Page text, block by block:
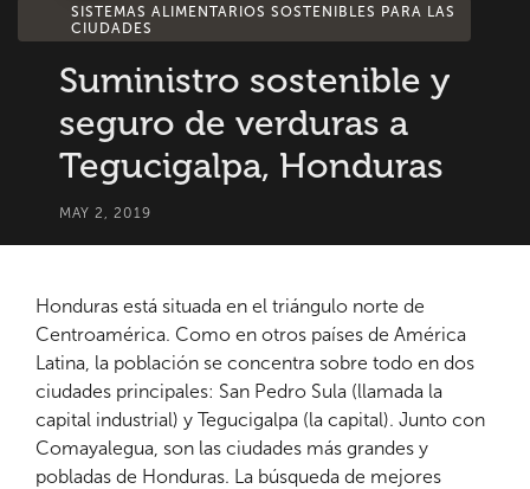
SISTEMAS ALIMENTARIOS SOSTENIBLES PARA LAS
CIUDADES
Suministro sostenible y
seguro de verduras a
Tegucigalpa, Honduras
MAY 2, 2019
Honduras está situada en el triángulo norte de
Centroamérica. Como en otros países de América
Latina, la población se concentra sobre todo en dos
ciudades principales: San Pedro Sula (llamada la
capital industrial) y Tegucigalpa (la capital). Junto con
Comayalegua, son las ciudades más grandes y
pobladas de Honduras. La búsqueda de mejores